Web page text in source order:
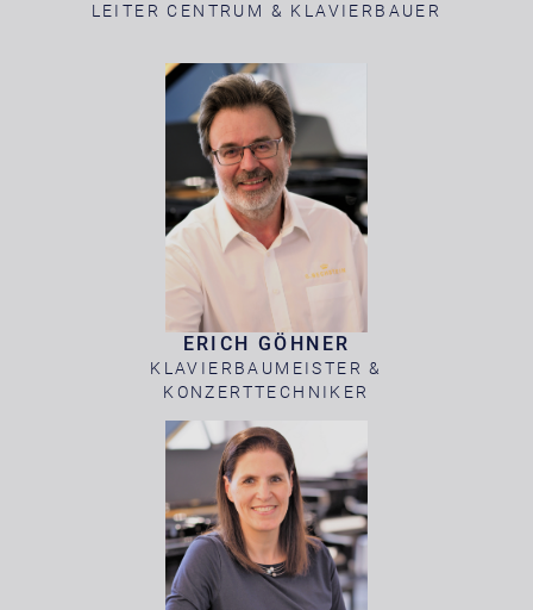
LEITER CENTRUM & KLAVIERBAUER
ERICH GÖHNER
KLAVIERBAUMEISTER &
KONZERTTECHNIKER